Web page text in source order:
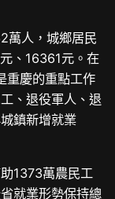
萬人，城鄉居民
、16361元。在
重慶的重點工作
工、退役軍人、退
鎮新增就業
1373萬農民工
就業形勢保持總